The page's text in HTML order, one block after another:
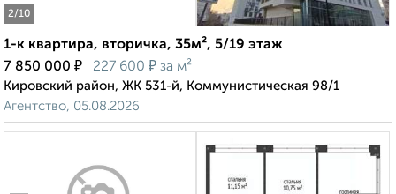
2/10
1-к квартира, вторичка, 35м², 5/19 этаж
7 850 000 ₽ 227 600 ₽ за м²
Кировский район, ЖК 531-й, Коммунистическая 98/1
Агентство, 05.08.2026